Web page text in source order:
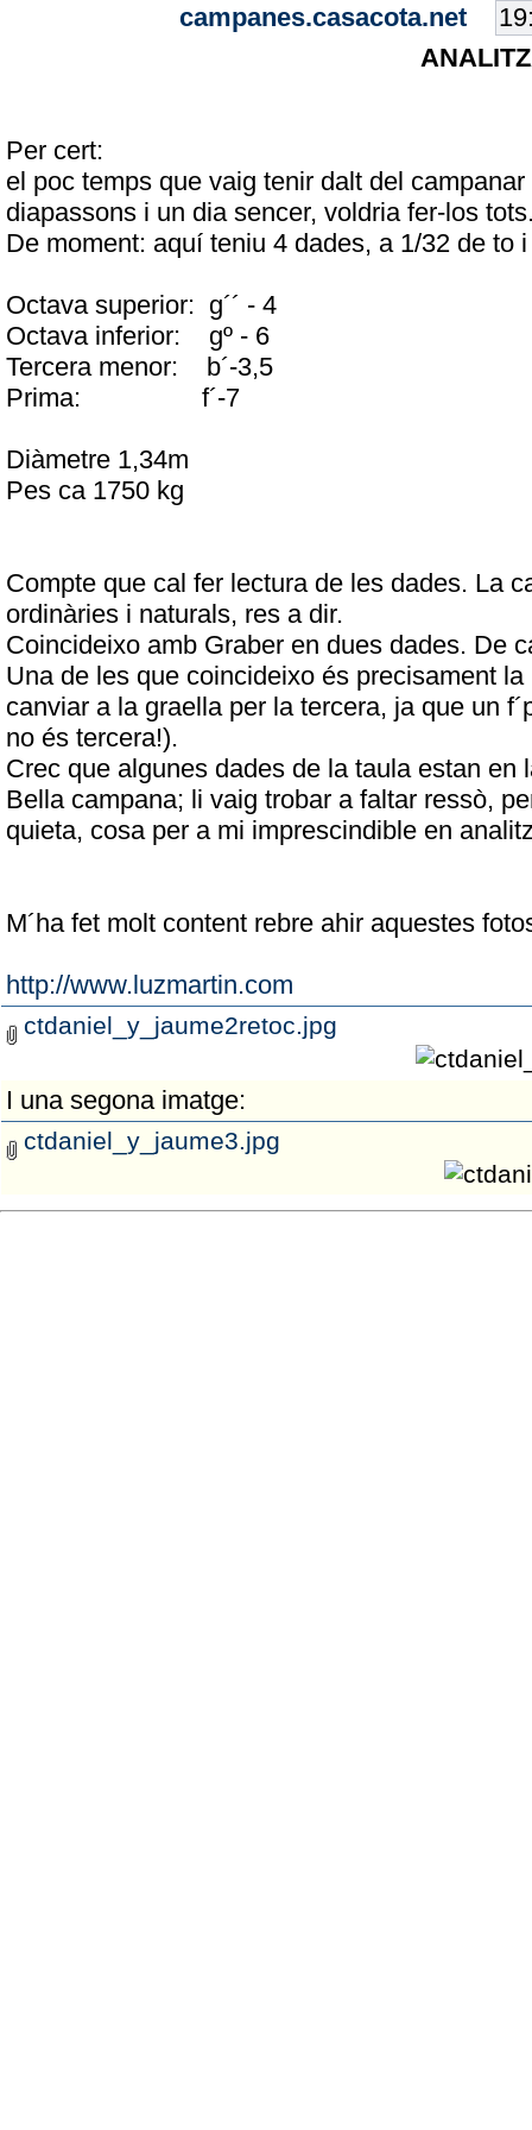
campanes.casacota.net
Per cert:
el poc temps que vaig tenir dalt del
diapassons i un dia sencer, voldria fer-los
De moment: aquí teniu 4 dades, a 1/32 de to
Octava superior: g´´ - 4
Octava inferior: gº - 6
Tercera menor: b´-3,5
Prima: f´-7
Diàmetre 1,34m
Pes ca 1750 kg
Compte que cal fer lectura de les dades. La
ordinàries i naturals, res a dir.
Coincideixo amb Graber en dues dades. De
Una de les que coincideixo és precisament
canviar a la graella per la tercera, ja que un
no és tercera!).
Crec que algunes dades de la taula estan en
Bella campana; li vaig trobar a faltar ressò,
quieta, cosa per a mi imprescindible en
M´ha fet molt content rebre ahir aquestes
http://www.luzmartin.com
ctdaniel_y_jaume2retoc.jpg
I una segona imatge:
ctdaniel_y_jaume3.jpg